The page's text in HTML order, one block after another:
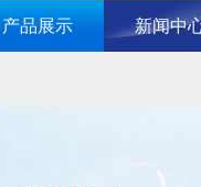
产品展示 新闻中